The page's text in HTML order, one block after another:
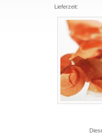
Lieferzeit: